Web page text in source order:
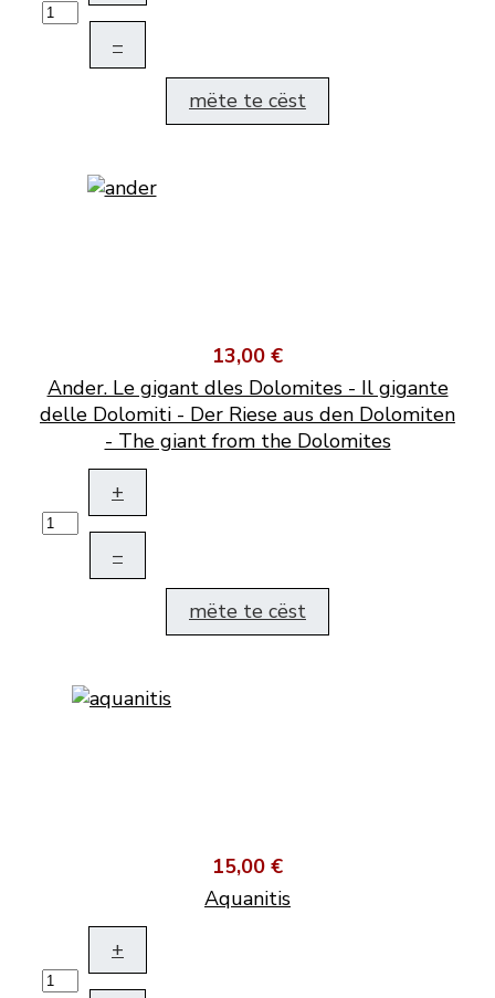
–
mëte te cëst
13,00 €
Ander. Le gigant dles Dolomites - Il gigante
delle Dolomiti - Der Riese aus den Dolomiten
- The giant from the Dolomites
+
–
mëte te cëst
15,00 €
Aquanitis
+